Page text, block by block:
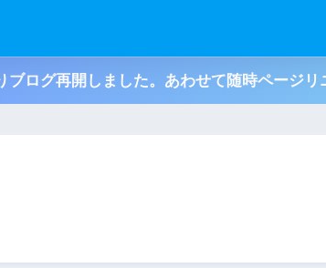
ブログ再開しました。あわせて随時ページリ